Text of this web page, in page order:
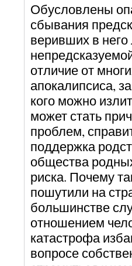
Обусловлены
сбывания
веривших в
отличие от
апокалипсиса,
кого можно
может стать
проблем,
поддержка
общества
риска. Почему
пошутили на
большинстве
отношением
катастрофа
вопросе